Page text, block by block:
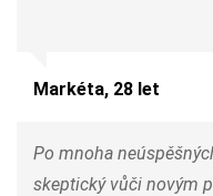
Markéta, 28 let
Po mnoha
skeptický vůči novým